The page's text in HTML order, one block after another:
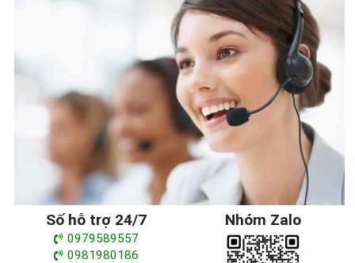
Số hỗ trợ 24/7
0979589557
0981980186
Nhóm Zalo